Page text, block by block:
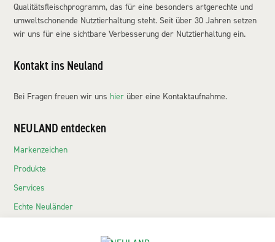
Qualitätsfleischprogramm, das für eine besonders artgerechte und
umweltschonende Nutztierhaltung steht. Seit über 30 Jahren setzen
wir uns für eine sichtbare Verbesserung der Nutztierhaltung ein.
Kontakt ins Neuland
Bei Fragen freuen wir uns hier über eine Kontaktaufnahme.
NEULAND entdecken
Markenzeichen
Produkte
Services
Echte Neuländer